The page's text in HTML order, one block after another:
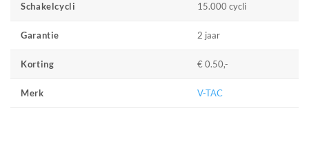
Schakelcycli 15.000 cycli
Garantie 2 jaar
Korting € 0.50,-
Merk V-TAC